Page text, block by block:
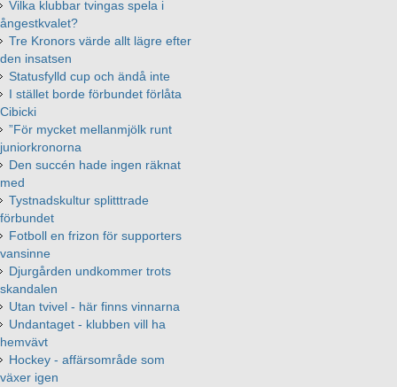
Vilka klubbar tvingas spela i
ångestkvalet?
Tre Kronors värde allt lägre efter
den insatsen
Statusfylld cup och ändå inte
I stället borde förbundet förlåta
Cibicki
”För mycket mellanmjölk runt
juniorkronorna
Den succén hade ingen räknat
med
Tystnadskultur splitttrade
förbundet
Fotboll en frizon för supporters
vansinne
Djurgården undkommer trots
skandalen
Utan tvivel - här finns vinnarna
Undantaget - klubben vill ha
hemvävt
Hockey - affärsområde som
växer igen